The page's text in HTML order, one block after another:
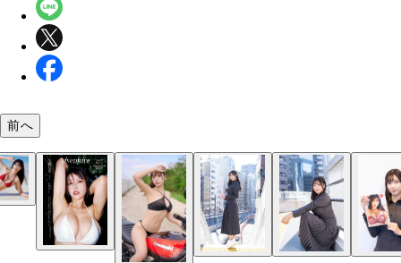
『週刊プレイボーイ』2025年3・4号（撮影／熊谷
前へ